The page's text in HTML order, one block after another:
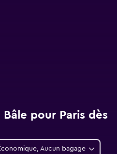
pour Paris dès
Aucun bagage